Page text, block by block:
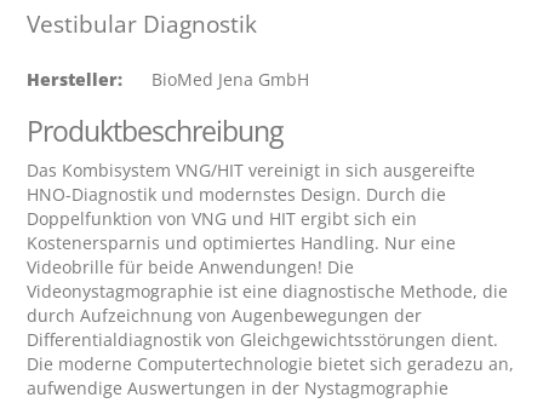
Kontakt
Shop
Deutsch
English
Vestibular Diagnostik
Hersteller: BioMed Jena GmbH
Produktbeschreibung
Das Kombisystem VNG/HIT vereinigt in sich ausgereifte
HNO-Diagnostik und modernstes Design. Durch die
Doppelfunktion von VNG und HIT ergibt sich ein
Kostenersparnis und optimiertes Handling. Nur eine
Videobrille für beide Anwendungen! Die
Videonystagmographie ist eine diagnostische Methode, die
durch Aufzeichnung von Augenbewegungen der
Differentialdiagnostik von Gleichgewichtsstörungen dient.
Die moderne Computertechnologie bietet sich geradezu an,
aufwendige Auswertungen in der Nystagmographie